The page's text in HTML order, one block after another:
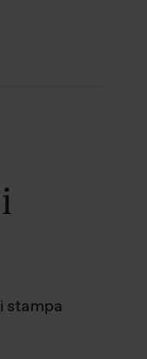
stampa